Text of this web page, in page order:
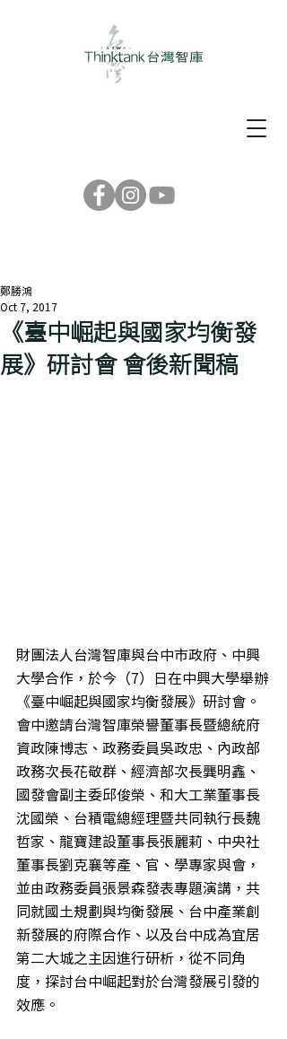
《臺中崛起與國家均衡發
展》研討會 會後新聞稿
鄭勝鴻
Oct 7, 2017
財團法人台灣智庫與台中市政府、中興
大學合作，於今（7）日在中興大學舉辦
《臺中崛起與國家均衡發展》研討會。
會中邀請台灣智庫榮譽董事長暨總統府
資政陳博志、政務委員吳政忠、內政部
政務次長花敬群、經濟部次長龔明鑫、
國發會副主委邱俊榮、和大工業董事長
沈國榮、台積電總經理暨共同執行長魏
哲家、龍寶建設董事長張麗莉、中央社
董事長劉克襄等產、官、學專家與會，
並由政務委員張景森發表專題演講，共
同就國土規劃與均衡發展、台中產業創
新發展的府際合作、以及台中成為宜居
第二大城之主因進行研析，從不同角
度，探討台中崛起對於台灣發展引發的
效應。